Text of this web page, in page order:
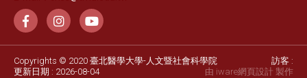
Copyrights © 2020 臺北醫學大學-人文暨社會科學院
訪客 :
更新日期 : 2026-08-04
由 iware網頁設計 製作